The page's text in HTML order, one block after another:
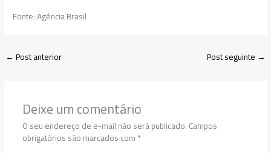
Fonte: Agência Brasil
←Post anterior Post seguinte →
Deixe um comentário
O seu endereço de e-mail não será publicado.Campos
obrigatórios são marcados com*